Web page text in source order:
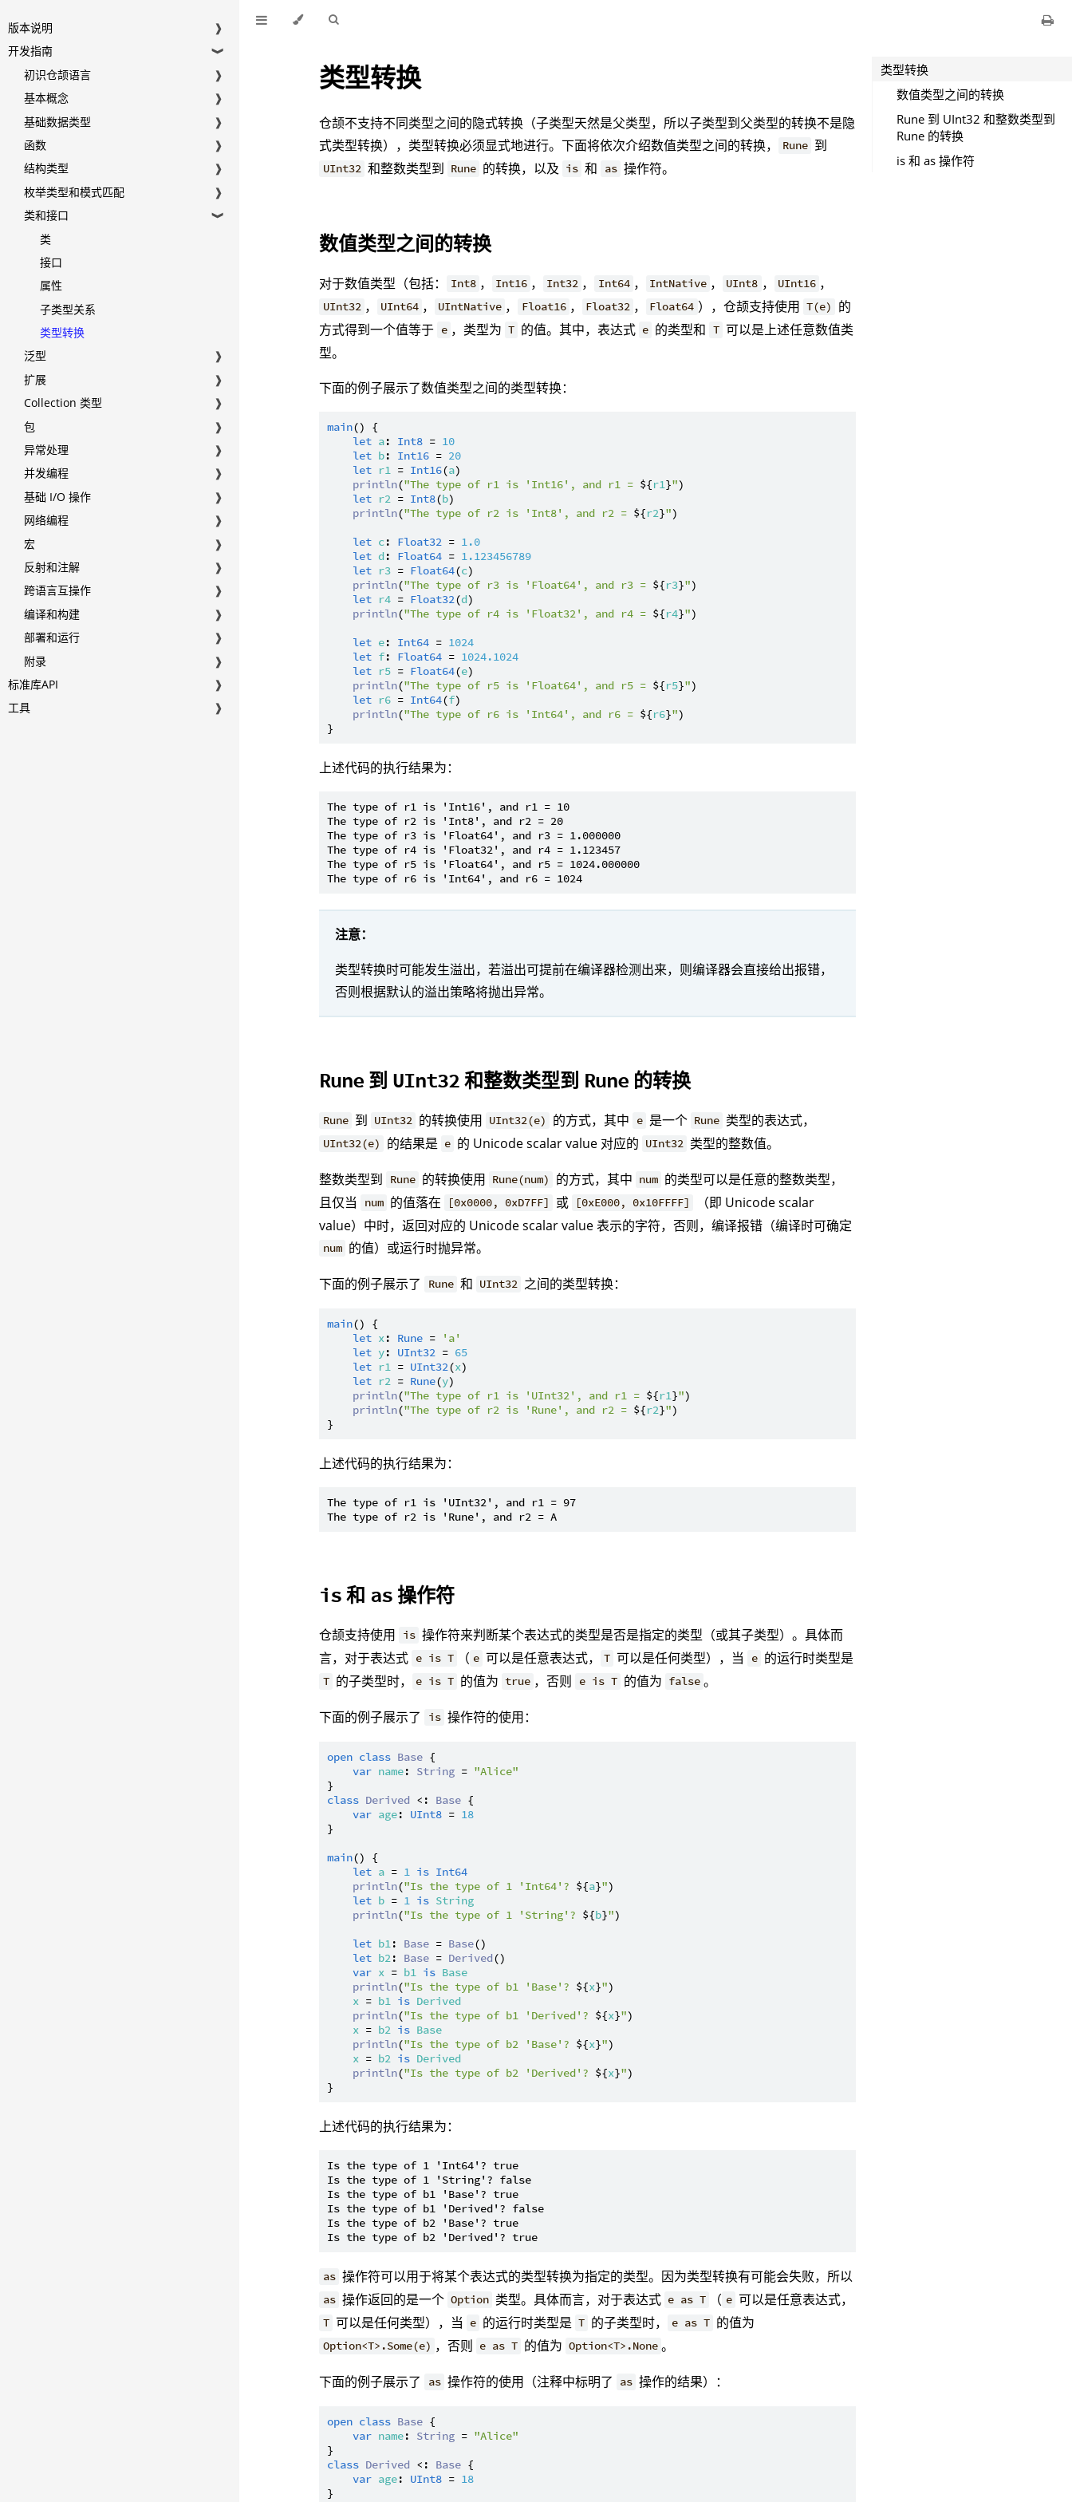
版本说明
❱
开发指南
❱
初识仓颉语言
❱
基本概念
❱
基础数据类型
❱
函数
❱
结构类型
❱
枚举类型和模式匹配
❱
类和接口
❱
类
接口
属性
子类型关系
类型转换
泛型
❱
扩展
❱
Collection 类型
❱
包
❱
异常处理
❱
并发编程
❱
基础 I/O 操作
❱
网络编程
❱
宏
❱
反射和注解
❱
跨语言互操作
❱
编译和构建
❱
部署和运行
❱
附录
❱
标准库API
❱
工具
❱
类型转换
仓颉不支持不同类型之间的隐式转换（子类型天然是父类型，所以子类型到父类型的转换不是隐
式类型转换），类型转换必须显式地进行。下面将依次介绍数值类型之间的转换，
Rune 到
UInt32 和整数类型到 Rune 的转换，以及 is 和 as 操作符。
数值类型之间的转换
对于数值类型（包括： Int8 ， Int16 ， Int32 ， Int64 ， IntNative ， UInt8 ， UInt16 ，
UInt32 ， UInt64 ， UIntNative ， Float16 ， Float32 ， Float64 ），仓颉支持使用 T(e)
的
方式得到一个值等于 e ，类型为 T 的值。其中，表达式 e 的类型和 T 可以是上述任意数值类
型。
下面的例子展示了数值类型之间的类型转换：
main() {
let a: Int8 = 10
let b: Int16 = 20
let r1 = Int16(a)
println("The type of r1 is 'Int16', and r1 = ${r1}")
let r2 = Int8(b)
println("The type of r2 is 'Int8', and r2 = ${r2}")
let c: Float32 = 1.0
let d: Float64 = 1.123456789
let r3 = Float64(c)
println("The type of r3 is 'Float64', and r3 = ${r3}")
let r4 = Float32(d)
println("The type of r4 is 'Float32', and r4 = ${r4}")
let e: Int64 = 1024
let f: Float64 = 1024.1024
let r5 = Float64(e)
println("The type of r5 is 'Float64', and r5 = ${r5}")
let r6 = Int64(f)
println("The type of r6 is 'Int64', and r6 = ${r6}")
上述代码的执行结果为：
The type of r1 is 'Int16', and r1 = 10
The type of r2 is 'Int8', and r2 = 20
The type of r3 is 'Float64', and r3 = 1.000000
The type of r4 is 'Float32', and r4 = 1.123457
The type of r5 is 'Float64', and r5 = 1024.000000
注意：
类型转换时可能发生溢出，若溢出可提前在编译器检测出来，则编译器会直接给出报错，
否则根据默认的溢出策略将抛出异常。
Rune 到 UInt32和整数类型到 Rune 的转换
Rune 到 UInt32 的转换使用 UInt32(e) 的方式，其中 e 是一个 Rune 类型的表达式，
UInt32(e) 的结果是 e 的 Unicode scalar value 对应的 UInt32 类型的整数值。
整数类型到 Rune 的转换使用 Rune(num) 的方式，其中 num 的类型可以是任意的整数类型，
且仅当
num 的值落在 [0x0000, 0xD7FF] 或 [0xE000, 0x10FFFF]
（即 Unicode scalar
value）中时，返回对应的 Unicode scalar value 表示的字符，否则，编译报错（编译时可确定
num 的值）或运行时抛异常。
下面的例子展示了 Rune 和 UInt32 之间的类型转换：
main() {
let x: Rune =
'a'
let y: UInt32 = 65
let r1 = UInt32(x)
let r2 = Rune(y)
println("The type of r1 is 'UInt32', and r1 = ${r1}")
println("The type of r2 is 'Rune', and r2 = ${r2}")
上述代码的执行结果为：
The type of r1 is 'UInt32', and r1 = 97
is和 as操作符
仓颉支持使用 is 操作符来判断某个表达式的类型是否是指定的类型（或其子类型）。具体而
言，对于表达式 e is T （ e 可以是任意表达式， T 可以是任何类型），当 e 的运行时类型是
T 的子类型时， e is T 的值为 true ，否则 e is T 的值为 false 。
下面的例子展示了 is 操作符的使用：
open class Base {
var name: String = "Alice"
class Derived <: Base {
var age: UInt8 = 18
}
main() {
let a = 1 is Int64
println("Is the type of 1 'Int64'? ${a}")
let b = 1 is String
println("Is the type of 1 'String'? ${b}")
let b1: Base = Base()
let b2: Base = Derived()
var x = b1 is Base
println("Is the type of b1 'Base'? ${x}")
x = b1 is Derived
println("Is the type of b1 'Derived'? ${x}")
x = b2 is Base
println("Is the type of b2 'Base'? ${x}")
x = b2 is Derived
println("Is the type of b2 'Derived'? ${x}")
上述代码的执行结果为：
Is the type of 1 'Int64'? true
Is the type of 1 'String'? false
Is the type of b1 'Base'? true
Is the type of b1 'Derived'? false
Is the type of b2 'Base'? true
as 操作符可以用于将某个表达式的类型转换为指定的类型。因为类型转换有可能会失败，所以
as 操作返回的是一个 Option 类型。具体而言，对于表达式 e as T （ e 可以是任意表达式，
T 可以是任何类型），当 e 的运行时类型是 T 的子类型时， e as T 的值为
Option<T>.Some(e) ，否则 e as T 的值为 Option<T>.None 。
下面的例子展示了 as 操作符的使用（注释中标明了 as 操作的结果）：
open class Base {
var name: String = "Alice"
class Derived <: Base {
var age: UInt8 = 18
}
类型转换
数值类型之间的转换
Rune 到 UInt32 和整数类型到
Rune 的转换
is 和 as 操作符